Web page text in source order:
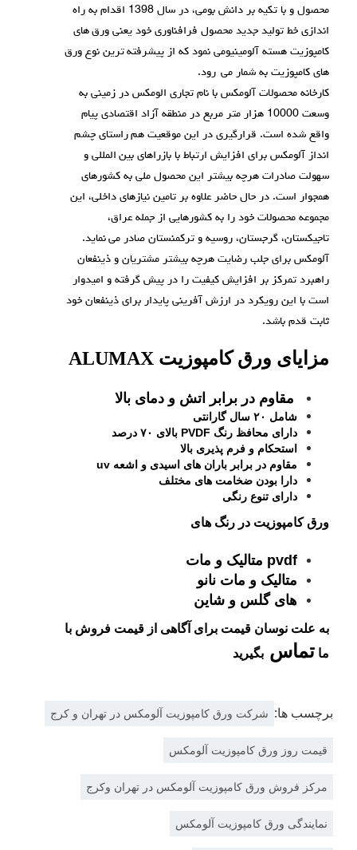
محصول و با تکیه بر دانش بومی، در سال 1398 اقدام به راه
اندازی خط تولید جدید محصول فرافناوری خود یعنی ورق های
کامپوزیت هسته آلومینیومی نمود که از پیشرفته ترین نوع ورق
های کامپوزیت به شمار می رود.
کارخانه محصولات آلومکس با نام تجاری الومکس در زمینی به
وسعت 10000 هزار متر مربع در منطقه آزاد اقتصادی پیام
واقع شده است. قرارگیری در این موقعیت هم راستای چشم
انداز آلومکس برای افزایش ارتباط با بازراهای بین المللی و
سهولت صادرات هرچه بیشتر این محصول ملی به کشورهای
همجوار است. در حال حاضر علاوه بر تامین نیازهای داخلی، این
مجموعه محصولات خود را به کشورهایی از جمله عراق،
تاجیکستان، گرجستان، روسیه و ترکمنستان صادر می نماید.
آلومکس برای جلب رضایت هرچه بیشتر مشتریان و ذینفعان
راهبرد تمرکز بر افزایش کیفیت را در پیش گرفته و امیدوار
است با این رویکرد در ارزش آفرینی پایدار برای ذینفعان خود
ثابت قدم باشد.
مزایای ورق کامپوزیت ALUMAX
مقاوم در برابر اتش و دمای بالا
شامل ۲۰ سال گارانتی
دارای محافظ رنگ PVDF بالای ۷۰ درصد
استحکام و فرم پذیری بالا
مقاوم در برابر باران های اسیدی و اشعه uv
دارا بودن ضخامت های مختلف
دارای تنوع رنگی
ورق کامپوزیت در رنگ های
pvdf متالیک و مات
متالیک و مات نانو
های گلس و شاین
به علت نوسان قیمت برای آگاهی از قیمت فروش با
ما تماس بگیرید
برچسب ها: شرکت ورق کامپوزیت آلومکس در تهران و کرج
قیمت روز ورق کامپوزیت آلومکس
مرکز فروش ورق کامپوزیت آلومکس در تهران وکرج
نمایندگی ورق کامپوزیت آلومکس